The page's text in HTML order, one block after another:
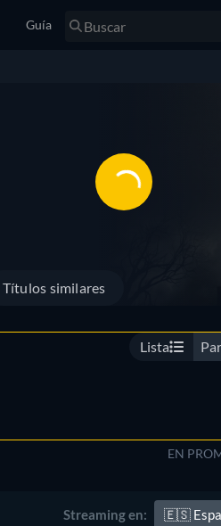
Guía
Títulos similares
Lista
EN
Streaming en: 🇪🇸